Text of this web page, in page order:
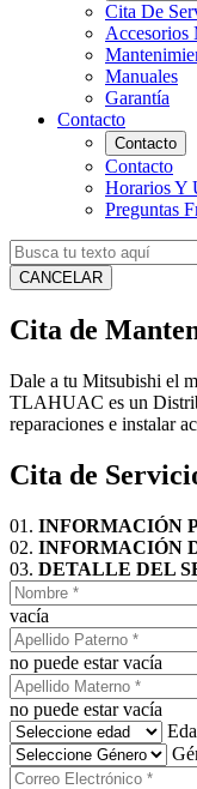
Cita De
Accesorios
Manuales
Garantía
Contacto
Contacto
Contacto
Horarios Y
Preguntas
CANCELAR
Cita de
Dale a tu Mitsubishi el
TLAHUAC es un
reparaciones e instalar
Cita de
01. INFORMACIÓN
02. INFORMACIÓN
03. DETALLE DEL
vacía
no puede estar vacía
no puede estar vacía